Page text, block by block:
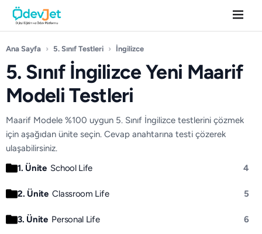
Ana Sayfa › 5. Sınıf Testleri › İngilizce
5. Sınıf İngilizce Yeni Maarif
Modeli Testleri
Maarif Modele %100 uygun 5. Sınıf İngilizce testlerini çözmek
için aşağıdan ünite seçin. Cevap anahtarına testi çözerek
ulaşabilirsiniz.
1. Ünite School Life 4
2. Ünite Classroom Life 5
3. Ünite Personal Life 6